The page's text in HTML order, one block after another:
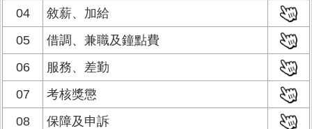
04
敘薪、加給
05
借調、兼職及鐘點費
06
服務、差勤
07
考核獎懲
08
保障及申訴